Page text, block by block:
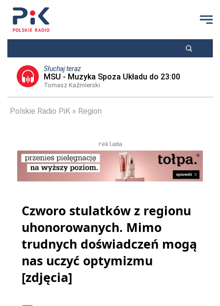
Słuchaj teraz
MSU - Muzyka Spoza Układu do 23:00
Tomasz Kaźmierski
Polskie Radio PiK Region
reklama
Czworo stulatków z regionu
uhonorowanych. Mimo
trudnych doświadczeń mogą
nas uczyć optymizmu
[zdjęcia]